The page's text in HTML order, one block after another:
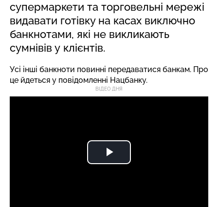
супермаркети та торговельні мережі
видавати готівку на касах виключно
банкнотами, які не викликають
сумнівів у клієнтів.
Усі інші банкноти повинні передаватися банкам. Про
це йдеться у повідомленні Нацбанку.
ВІДЕО ДНЯ